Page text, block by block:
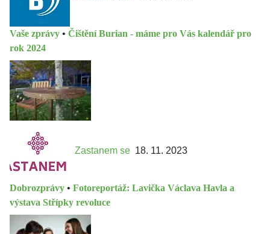
Vaše zprávy • Čištění Burian - máme pro Vás kalendář pro
rok 2024
Zastanem se 18. 11. 2023
Dobrozprávy • Fotoreportáž: Lavička Václava Havla a
výstava Střípky revoluce